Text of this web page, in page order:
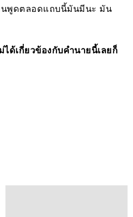
นพูดตลอดแถบนี้มันมีนะ มัน
ด้เกี่ยวข้องกับคำนายนี้เลยก็